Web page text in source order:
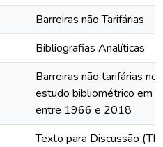
Barreiras não Tarifárias
Bibliografias Analíticas
Barreiras não tarifárias no
estudo bibliométrico em
entre 1966 e 2018
Texto para Discussão